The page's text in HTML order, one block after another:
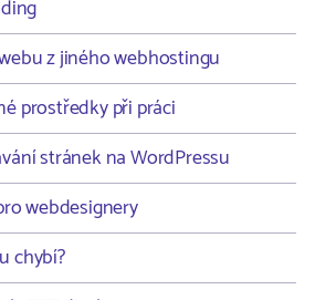
z jiného webhostingu
prostředky při práci
stránek na WordPressu
webdesignery
chybí?